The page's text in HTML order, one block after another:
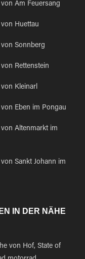
Am Feuersang
Huettau
Sonnberg
Rettenstein
Kleinarl
Eben im Pongau
Altenmarkt im
Sankt Johann im
IN DER NÄHE
von Hof, State of